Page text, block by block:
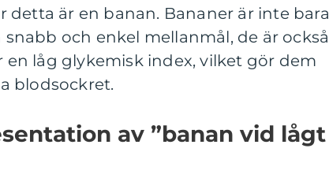
detta är en banan. Bananer är inte bara
och enkel mellanmål, de är också
låg glykemisk index, vilket gör dem
blodsockret.
av ”banan vid lågt